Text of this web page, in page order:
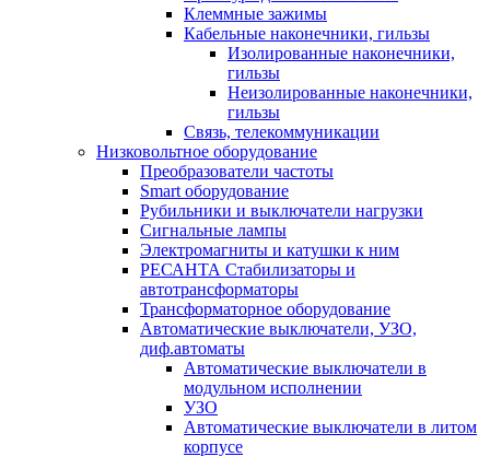
Клеммные зажимы
Кабельные наконечники, гильзы
Изолированные наконечники,
гильзы
Неизолированные наконечники,
гильзы
Связь, телекоммуникации
Низковольтное оборудование
Преобразователи частоты
Smart оборудование
Рубильники и выключатели нагрузки
Сигнальные лампы
Электромагниты и катушки к ним
РЕСАНТА Стабилизаторы и
автотрансформаторы
Трансформаторное оборудование
Автоматические выключатели, УЗО,
диф.автоматы
Автоматические выключатели в
модульном исполнении
УЗО
Автоматические выключатели в литом
корпусе